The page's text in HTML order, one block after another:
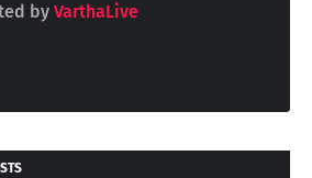
by VarthaLive